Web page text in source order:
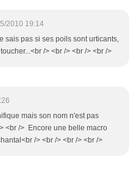
2010 19:14
sais pas si ses poils sont urticants,
/> <br /> <br /> <br />
mais son nom n'est pas
<br /> Encore une belle macro
/> <br /> <br /> <br />